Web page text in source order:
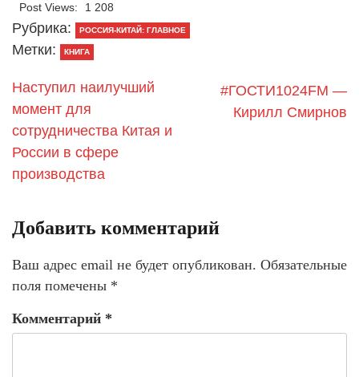
Post Views: 1 208
Рубрика: РОССИЯ-КИТАЙ: ГЛАВНОЕ
Метки: КНИГА
Наступил наилучший
момент для
сотрудничества Китая и
России в сфере
производства
#ГОСТИ1024FM —
Кирилл Смирнов
Добавить комментарий
Ваш адрес email не будет опубликован. Обязательные
поля помечены *
Комментарий *